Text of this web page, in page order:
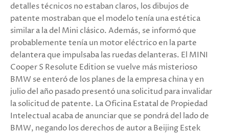
detalles técnicos no estaban claros, los dibujos de
patente mostraban que el modelo tenía una estética
similar a la del Mini clásico. Además, se informó que
probablemente tenía un motor eléctrico en la parte
delantera que impulsaba las ruedas delanteras. El MINI
Cooper S Resolute Edition se vuelve más misterioso
BMW se enteró de los planes de la empresa china y en
julio del año pasado presentó una solicitud para invalidar
la solicitud de patente. La Oficina Estatal de Propiedad
Intelectual acaba de anunciar que se pondrá del lado de
BMW, negando los derechos de autor a Beijing Estek